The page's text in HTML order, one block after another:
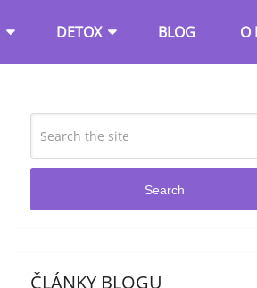
DETOX BLOG O
Search
ČLÁNKY BLOGU